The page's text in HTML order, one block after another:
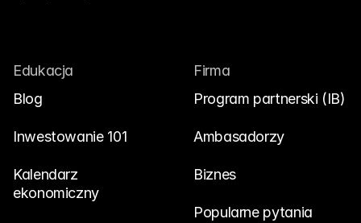
Edukacja
Blog
Inwestowanie 101
Kalendarz
ekonomiczny
Firma
Program partnerski (IB)
Ambasadorzy
Biznes
Popularne pytania